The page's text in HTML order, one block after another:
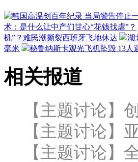
韩国高温创百年纪录 当局警告停止
术：是什么让中产们甘心“花钱找虐”？
机”？难民潮撕裂西班牙飞地休达
湖
毫米
秘鲁纳斯卡观光飞机坠毁 13人
相关报道
【主题讨论】
【主题讨论】
【主题讨论】